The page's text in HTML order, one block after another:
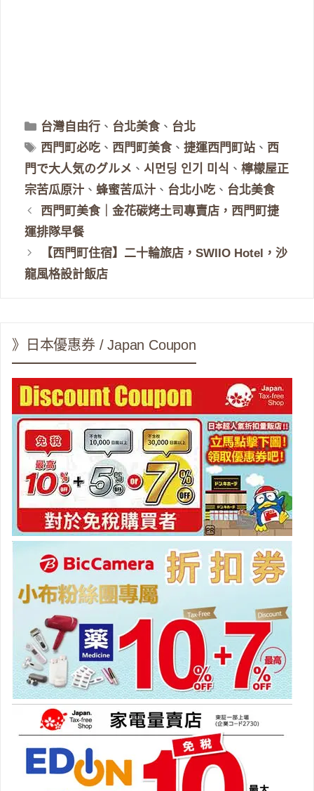
分
類
台灣自由行 、 台北美食、 台北
標
籤
西門町必吃 、 西門町美食、捷運西門町站 、 西
門で大人気のグルメ 、 시먼딩 인기 미식 、 檸檬屋正
宗苦瓜原汁 、 蜂蜜苦瓜汁 、 台北小吃 、 台北美食
西門町美食｜金花碳烤土司專賣店，西門町捷
運排隊早餐
【西門町住宿】二十輪旅店，SWIIO Hotel，沙
龍風格設計飯店
》日本優惠券 / Japan Coupon